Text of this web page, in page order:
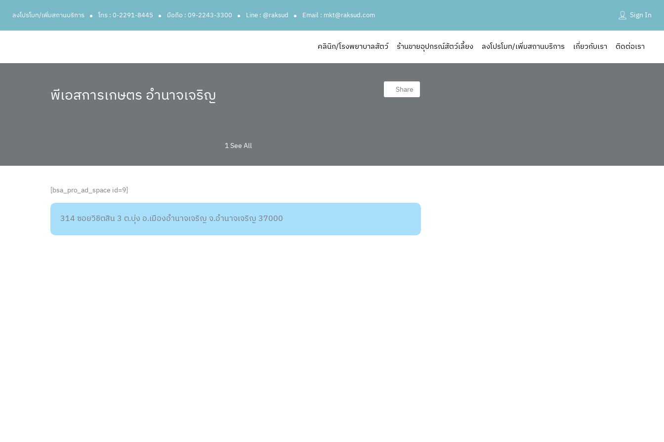
ลงโปรโมท/เพิ่มสถานบริการ โทร : 0-2291-8445 มือถือ : 09-2243-3300 Line : @raksud Email : mkt@raksud.com Sign In
คลินิก/โรงพยาบาลสัตว์ ร้านขายอุปกรณ์สัตว์เลี้ยง ลงโปรโมท/เพิ่มสถานบริการ เกี่ยวกับเรา ติดต่อเรา
พีเอสการเกษตร อำนาจเจริญ Share
1 See All
[bsa_pro_ad_space id=9]
314 ซอยวิชิตสิน 3 ต.บุ่ง อ.เมืองอำนาจเจริญ จ.อำนาจเจริญ 37000
promoted